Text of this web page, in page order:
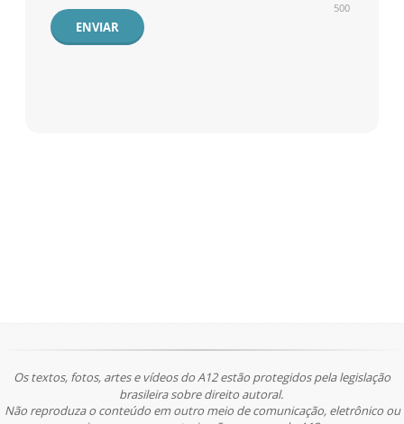
500
ENVIAR
Os textos, fotos, artes e vídeos do A12 estão protegidos pela legislação
brasileira sobre direito autoral.
Não reproduza o conteúdo em outro meio de comunicação, eletrônico ou